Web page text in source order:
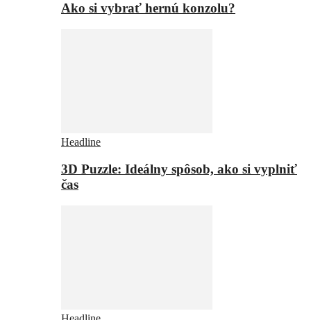
Ako si vybrať hernú konzolu?
Headline
3D Puzzle: Ideálny spôsob, ako si vyplniť
čas